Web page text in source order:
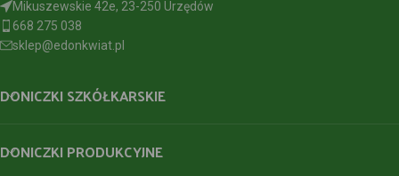
Mikuszewskie 42e, 23-250 Urzędów
668 275 038
sklep@edonkwiat.pl
DONICZKI SZKÓŁKARSKIE
DONICZKI PRODUKCYJNE